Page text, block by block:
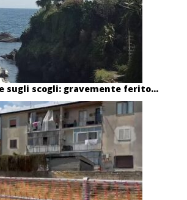
sugli scogli: gravemente ferito...